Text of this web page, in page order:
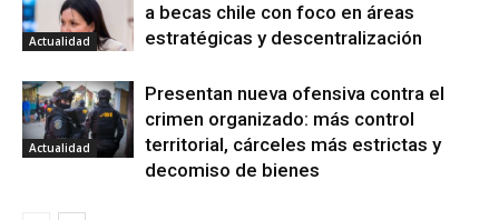
Actualidad
a becas chile con foco en áreas
estratégicas y descentralización
Actualidad
Presentan nueva ofensiva contra el
crimen organizado: más control
territorial, cárceles más estrictas y
decomiso de bienes